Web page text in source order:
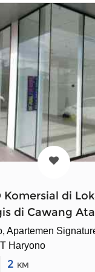
Komersial di
di Cawang
Apartemen
Haryono
2 KM